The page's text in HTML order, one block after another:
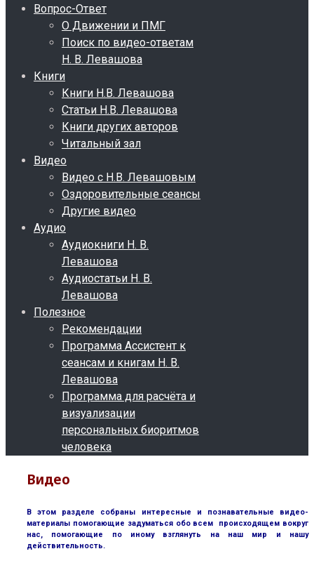
Вопрос-Ответ
О Движении и ПМГ
Поиск по видео-ответам
Н. В. Левашова
Книги
Книги Н.В. Левашова
Статьи Н.В. Левашова
Книги других авторов
Читальный зал
Видео
Видео с Н.В. Левашовым
Оздоровительные сеансы
Другие видео
Аудио
Аудиокниги Н. В.
Левашова
Аудиостатьи Н. В.
Левашова
Полезное
Рекомендации
Программа Ассистент к
сеансам и книгам Н. В.
Левашова
Программа для расчёта и
визуализации
персональных биоритмов
человека
Видео
В этом разделе собраны интересные и познавательные видео-
материалы помогающие задуматься обо всем происходящем вокруг
нас, помогающие по иному взглянуть на наш мир и нашу
действительность.